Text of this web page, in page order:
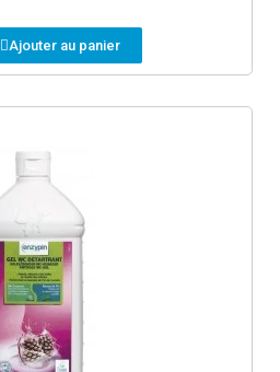
Ajouter au panier